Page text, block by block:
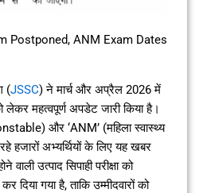
Postponed, ANM Exam Dates
(JSSC) ने मार्च और अप्रैल 2026 में
लेकर महत्वपूर्ण अपडेट जारी किया है।
और ‘ANM’ (महिला स्वास्थ्य
रहे हजारों अभ्यर्थियों के लिए यह खबर
उत्पाद सिपाही परीक्षा को
दिया गया है, ताकि उम्मीदवारों को